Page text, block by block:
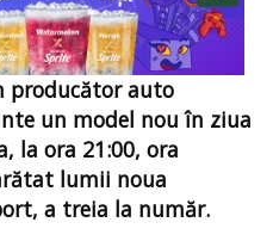
producător auto
un model nou în ziua
la ora 21:00, ora
lumii noua
a treia la număr.